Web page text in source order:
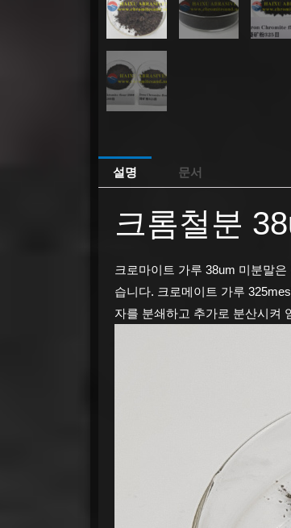
설명 문서
크롬철분
크로마이트 가루 38um 미분말
습니다. 크로메이트 가루
자를 분쇄하고 추가로 분산시켜